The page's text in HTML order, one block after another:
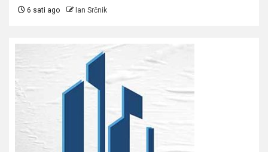
6 sati ago Ian Srčnik